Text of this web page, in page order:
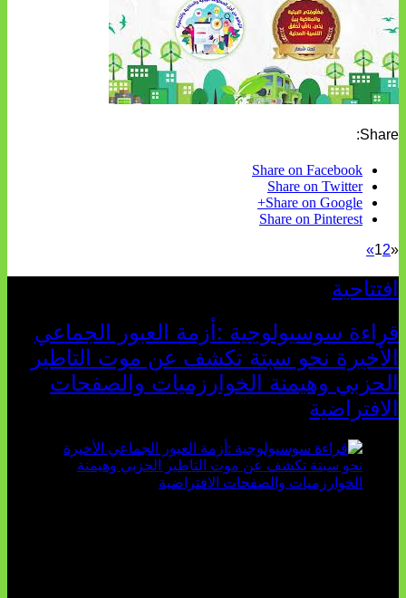
Share:
Share on Facebook
Share on Twitter
Share on Google+
Share on Pinterest
«
12
»
افتتاحية
قراءة سوسيولوجية :أزمة العبور الجماعي
الأخيرة نحو سبتة تكشف عن موت التاطير
الحزبي وهيمنة الخوارزميات والصفحات
الافتراضية